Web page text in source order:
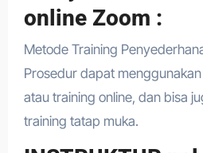
online Zoom :
Metode Training
Prosedur dapat
atau training online, dan bisa
training tatap muka.